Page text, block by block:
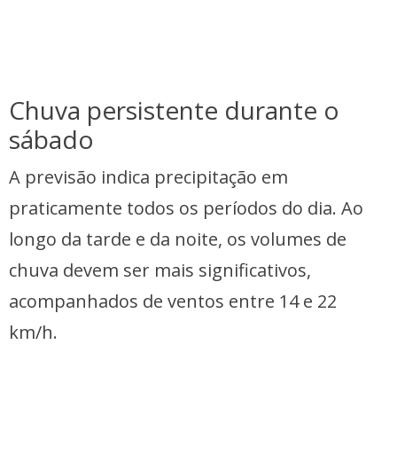
Chuva persistente durante o
sábado
A previsão indica precipitação em
praticamente todos os períodos do dia. Ao
longo da tarde e da noite, os volumes de
chuva devem ser mais significativos,
acompanhados de ventos entre 14 e 22
km/h.